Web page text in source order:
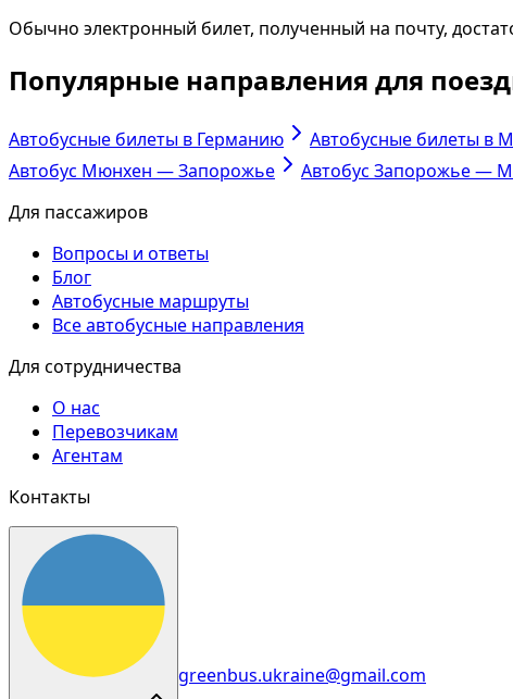
Обычно электронный билет, полученный на почту,
Популярные направления для
Автобусные билеты в Германию Автобусные билеты в
Автобус Мюнхен — Запорожье
Автобус Запорожье —
Для пассажиров
Вопросы и ответы
Блог
Автобусные маршруты
Все автобусные направления
Для сотрудничества
О нас
Перевозчикам
Агентам
Контакты
greenbus.ukraine@gmail.com